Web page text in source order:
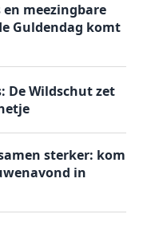
meezingbare
Guldendag komt
De Wildschut zet
sterker: kom
in